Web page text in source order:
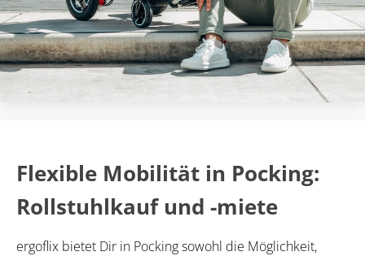
Flexible Mobilität in Pocking:
Rollstuhlkauf und -miete
ergoflix bietet Dir in Pocking sowohl die Möglichkeit,